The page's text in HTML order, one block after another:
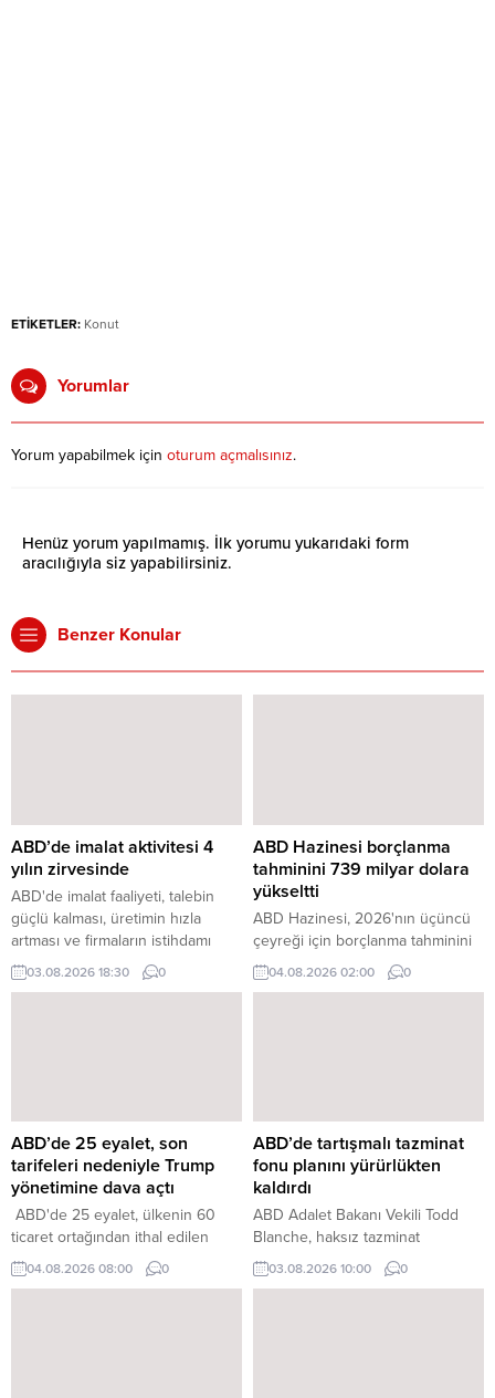
ETİKETLER: Konut
Yorumlar
Yorum yapabilmek için oturum açmalısınız.
Henüz yorum yapılmamış. İlk yorumu yukarıdaki form
aracılığıyla siz yapabilirsiniz.
Benzer Konular
ABD’de imalat aktivitesi 4
yılın zirvesinde
ABD'de imalat faaliyeti, talebin
güçlü kalması, üretimin hızla
artması ve firmaların istihdamı
artırmasıyla birlikte Temmuz
ayında son dört yılı aşkın sürenin
03.08.2026 18:30 0
ABD Hazinesi borçlanma
tahminini 739 milyar dolara
yükseltti
ABD Hazinesi, 2026'nın üçüncü
çeyreği için borçlanma tahminini
68 milyar dolar artırarak 739
milyar dolara yükseltti.
04.08.2026 02:00 0
ABD’de 25 eyalet, son
tarifeleri nedeniyle Trump
yönetimine dava açtı
ABD'de 25 eyalet, ülkenin 60
ticaret ortağından ithal edilen
ürünlere gümrük vergisi getiren
ABD Başkanı Donald Trump
04.08.2026 08:00 0
ABD’de tartışmalı tazminat
fonu planını yürürlükten
kaldırdı
ABD Adalet Bakanı Vekili Todd
Blanche, haksız tazminat
sağlayabileceği gerekçesiyle
eleştirilen 1,8 milyar dolarlık
03.08.2026 10:00 0